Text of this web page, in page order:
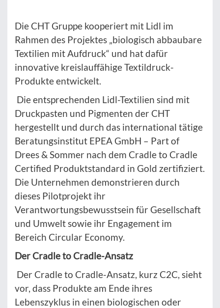
Die CHT Gruppe kooperiert mit Lidl im
Rahmen des Projektes „biologisch abbaubare
Textilien mit Aufdruck“ und hat dafür
innovative kreislauffähige Textildruck-
Produkte entwickelt.
Die entsprechenden Lidl-Textilien sind mit
Druckpasten und Pigmenten der CHT
hergestellt und durch das international tätige
Beratungsinstitut EPEA GmbH – Part of
Drees & Sommer nach dem Cradle to Cradle
Certified Produktstandard in Gold zertifiziert.
Die Unternehmen demonstrieren durch
dieses Pilotprojekt ihr
Verantwortungsbewusstsein für Gesellschaft
und Umwelt sowie ihr Engagement im
Bereich Circular Economy.
Der Cradle to Cradle-Ansatz
Der Cradle to Cradle-Ansatz, kurz C2C, sieht
vor, dass Produkte am Ende ihres
Lebenszyklus in einen biologischen oder